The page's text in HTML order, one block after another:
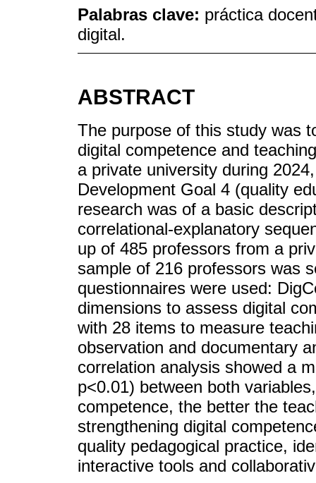
Palabras clave: práctica
digital.
ABSTRACT
The purpose of this study was
digital competence and
a private university during
Development Goal 4 (quality
research was of a basic
correlational-explanatory
up of 485 professors from a
sample of 216 professors was
questionnaires were used:
dimensions to assess digital
with 28 items to measure
observation and documentary
correlation analysis showed a
p<0.01) between both
competence, the better the
strengthening digital
quality pedagogical practice,
interactive tools and